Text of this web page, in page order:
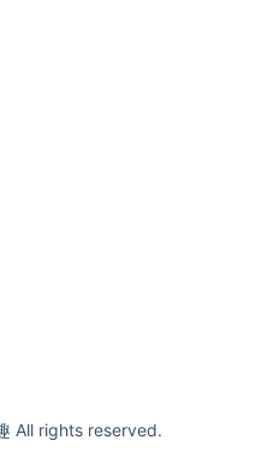
All rights reserved.